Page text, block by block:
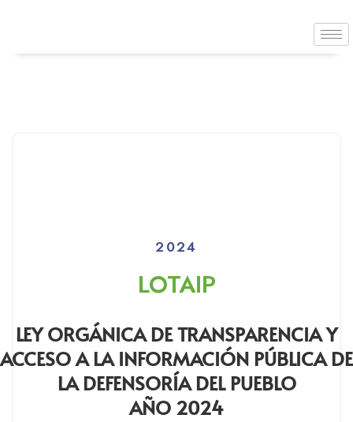
2024
LOTAIP
LEY ORGÁNICA DE TRANSPARENCIA Y
ACCESO A LA INFORMACIÓN PÚBLICA DE
LA DEFENSORÍA DEL PUEBLO
AÑO 2024